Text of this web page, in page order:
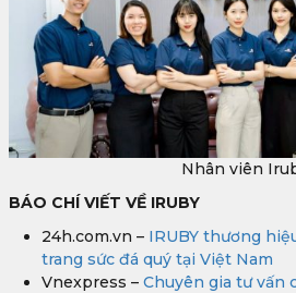
Nhân viên
BÁO CHÍ VIẾT VỀ IRUBY
24h.com.vn – IRUBY thương
trang sức đá quý tại Việt Nam
Vnexpress – Chuyên gia tư vấn